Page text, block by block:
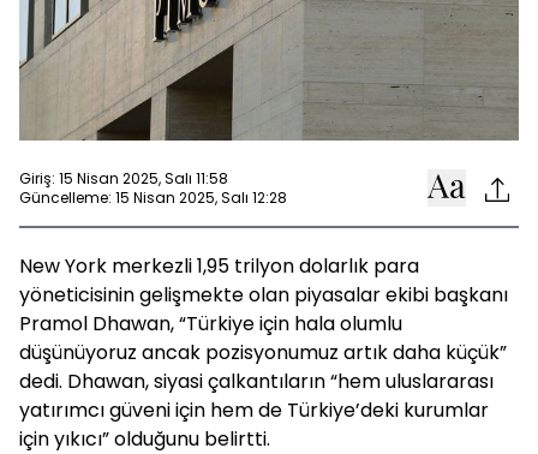
Giriş: 15 Nisan 2025, Salı 11:58
Güncelleme: 15 Nisan 2025, Salı 12:28
New York merkezli 1,95 trilyon dolarlık para
yöneticisinin gelişmekte olan piyasalar ekibi başkanı
Pramol Dhawan, “Türkiye için hala olumlu
düşünüyoruz ancak pozisyonumuz artık daha küçük”
dedi. Dhawan, siyasi çalkantıların “hem uluslararası
yatırımcı güveni için hem de Türkiye’deki kurumlar
için yıkıcı” olduğunu belirtti.